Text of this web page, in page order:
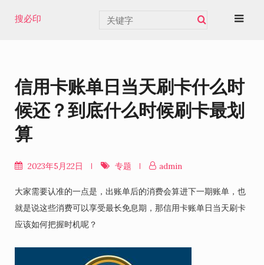
搜必印
信用卡账单日当天刷卡什么时
候还？到底什么时候刷卡最划
算
2023年5月22日 专题 admin
大家需要认准的一点是，出账单后的消费会算进下一期账单，也
就是说这些消费可以享受最长免息期，那信用卡账单日当天刷卡
应该如何把握时机呢？